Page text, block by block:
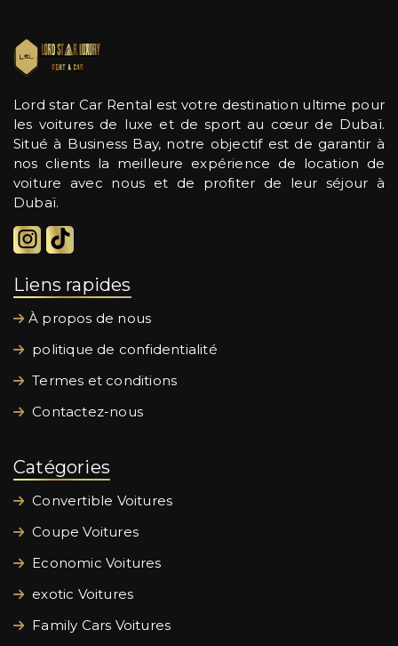
Lord star Car Rental est votre destination ultime pour
les voitures de luxe et de sport au cœur de Dubaï.
Situé à Business Bay, notre objectif est de garantir à
nos clients la meilleure expérience de location de
voiture avec nous et de profiter de leur séjour à
Dubaï.
Liens rapides
À propos de nous
politique de confidentialité
Termes et conditions
Contactez-nous
Catégories
Convertible Voitures
Coupe Voitures
Economic Voitures
exotic Voitures
Family Cars Voitures